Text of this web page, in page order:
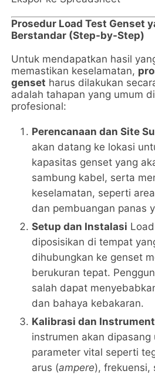
Prosedur Load Test Genset
Berstandar (Step-by-Step)
Untuk mendapatkan hasil
memastikan keselamatan,
genset harus dilakukan
adalah tahapan yang umum
profesional:
Perencanaan dan Site
akan datang ke lokasi
kapasitas genset yang
sambung kabel, serta
keselamatan, seperti
dan pembuangan panas
Setup dan Instalasi
diposisikan di tempat
dihubungkan ke genset
berukuran tepat.
salah dapat
dan bahaya kebakaran.
Kalibrasi dan
instrumen akan
parameter vital seperti
arus (ampere), frekuensi,